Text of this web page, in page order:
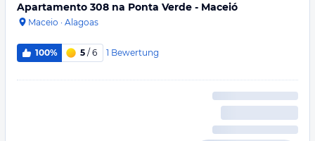
Apartamento 308 na Ponta Verde - Maceió
Maceio · Alagoas
100% 5 / 6 1 Bewertung